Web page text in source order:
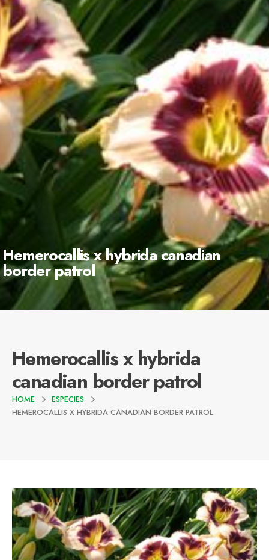
Hemerocallis x hybrida canadian
border patrol
Hemerocallis x hybrida
canadian border patrol
HOME
ESPECIES
HEMEROCALLIS X HYBRIDA CANADIAN BORDER PATROL